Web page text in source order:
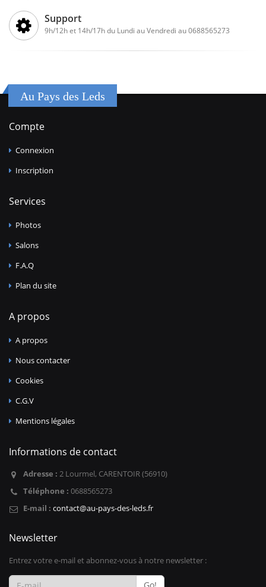
Support
9h/12h et 14h/17h du Lundi au Vendredi au 0688565273
Au Pays des Leds
Compte
Connexion
Inscription
Services
Photos
Salons
F.A.Q
Plan du site
A propos
A propos
Nous contacter
Cookies
C.G.V
Mentions légales
Informations de contact
Adresse : 2 Lourmel, CARENTOIR (56910)
Téléphone : 0688565273
E-mail : contact@au-pays-des-leds.fr
Newsletter
Entrez votre e-mail et abonnez-vous à notre newsletter :